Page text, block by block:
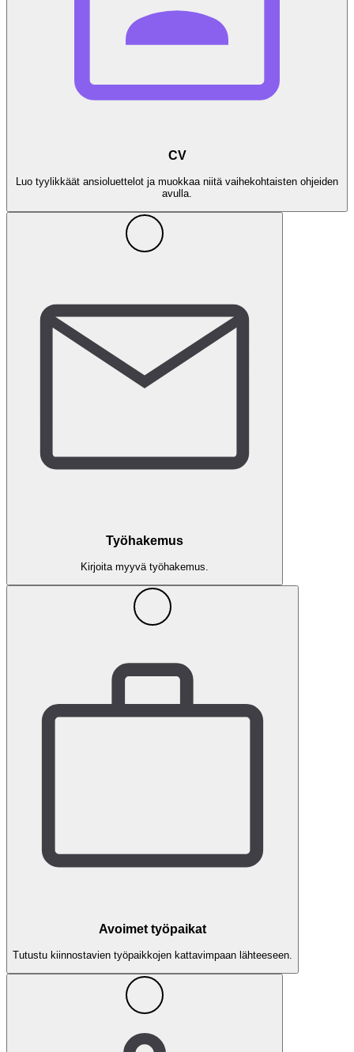
CV
Luo tyylikkäät ansioluettelot ja muokkaa niitä vaihekohtaisten ohjeiden
avulla.
Työhakemus
Kirjoita myyvä työhakemus.
Avoimet työpaikat
Tutustu kiinnostavien työpaikkojen kattavimpaan lähteeseen.